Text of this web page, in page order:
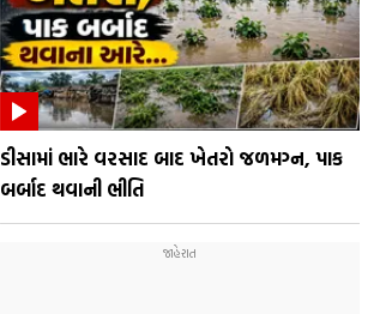
ડીસામાં ભારે વરસાદ બાદ ખેતરો જળમગ્ન, પાક
બર્બાદ થવાની ભીતિ